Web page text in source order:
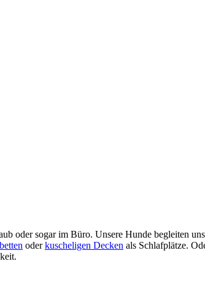
oder sogar im Büro. Unsere Hunde begleiten
oderkuscheligen Decken als Schlafplätze.